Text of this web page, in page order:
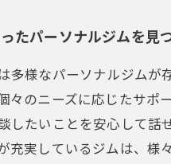
たパーソナルジムを見
多様なパーソナルジムが
々のニーズに応じたサポ
したいことを安心して話
充実しているジムは、様